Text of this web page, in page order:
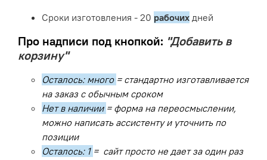
Сроки изготовления - 20 рабочих дней
Про надписи под кнопкой: "Добавить в
корзину"
Осталось: много = стандартно изготавливается
на заказ с обычным сроком
Нет в наличии = форма на переосмыслении,
можно написать ассистенту и уточнить по
позиции
Осталось: 1 = сайт просто не дает за один раз